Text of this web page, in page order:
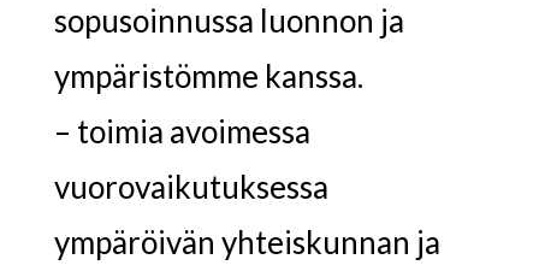
sopusoinnussa luonnon ja
ympäristömme kanssa.
– toimia avoimessa
vuorovaikutuksessa
ympäröivän yhteiskunnan ja